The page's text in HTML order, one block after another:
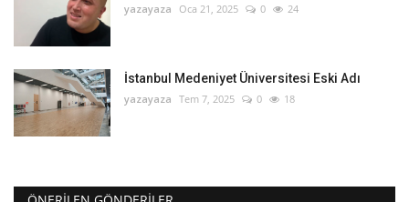
yazayaza Oca 21, 2025 0 24
İstanbul Medeniyet Üniversitesi Eski Adı
yazayaza Tem 7, 2025 0 18